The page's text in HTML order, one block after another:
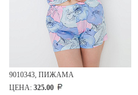
9010343, ПИЖАМА
ЦЕНА: 325.00